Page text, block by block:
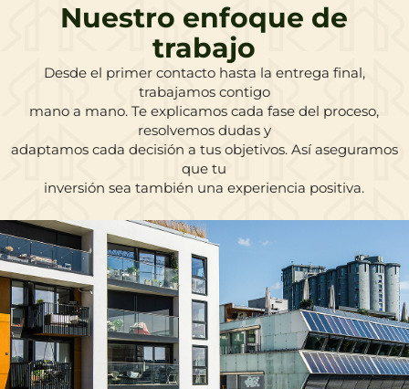
Nuestro enfoque de
trabajo
Desde el primer contacto hasta la entrega final,
trabajamos contigo
mano a mano. Te explicamos cada fase del proceso,
resolvemos dudas y
adaptamos cada decisión a tus objetivos. Así aseguramos
que tu
inversión sea también una experiencia positiva.